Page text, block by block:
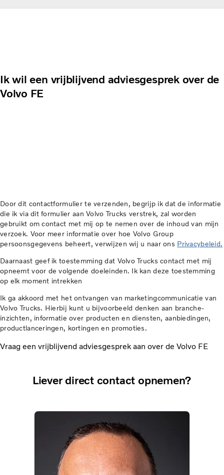
Ik wil een vrijblijvend adviesgesprek over de
Volvo FE
Door dit contactformulier te verzenden, begrijp ik dat de informatie
die ik via dit formulier aan Volvo Trucks verstrek, zal worden
gebruikt om contact met mij op te nemen over de inhoud van mijn
verzoek. Voor meer informatie over hoe Volvo Group
persoonsgegevens beheert, verwijzen wij u naar ons Privacybeleid.
Daarnaast geef ik toestemming dat Volvo Trucks contact met mij
opneemt voor de volgende doeleinden. Ik kan deze toestemming
op elk moment intrekken
Ik ga akkoord met het ontvangen van marketingcommunicatie van
Volvo Trucks. Hierbij kunt u bijvoorbeeld denken aan branche-
inzichten, informatie over producten en diensten, aanbiedingen,
productlanceringen, kortingen en promoties.
Vraag een vrijblijvend adviesgesprek aan over de Volvo FE
Liever direct contact opnemen?